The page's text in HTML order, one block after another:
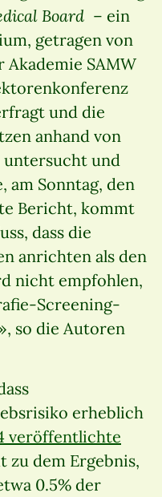
Board – ein
getragen von
SAMW
und die
anhand von
und
am Sonntag, den
Bericht, kommt
dass die
anrichten als den
nicht empfohlen,
Screening-
so die Autoren
erheblich
veröffentlichte
zu dem Ergebnis,
0.5% der